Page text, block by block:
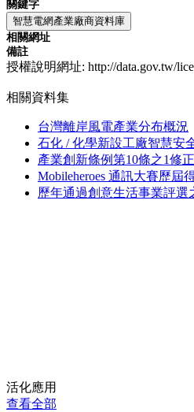
關鍵字
智慧電網產業廠商資料庫
相關網址
備註
授權說明網址: http://data.gov.tw/
相關資料集
台灣離岸風電產業分布概況
石化 / 化學新設工廠智慧安
產業創新條例第10條之1修
Mobileheroes 通訊大賽歷屆
歷年通過創意生活事業評選
活化應用
查看全部